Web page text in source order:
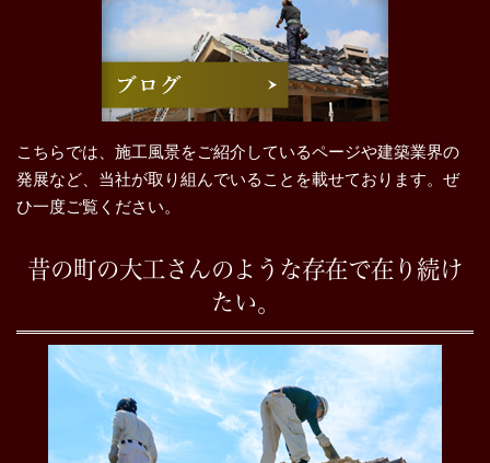
こちらでは、施工風景をご紹介しているページや建築業界の
発展など、当社が取り組んでいることを載せております。ぜ
ひ一度ご覧ください。
昔の町の大工さんのような存在で在り続け
たい。